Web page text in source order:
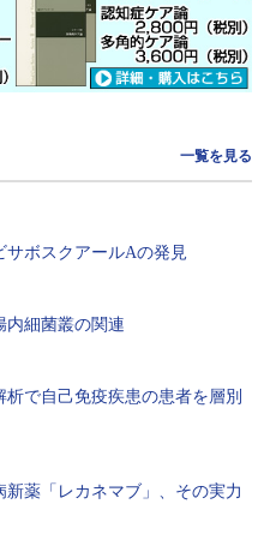
一覧を見る
サボスクアールAの発見
内細菌叢の関連
で自己免疫疾患の患者を層別
新薬「レカネマブ」、その実力